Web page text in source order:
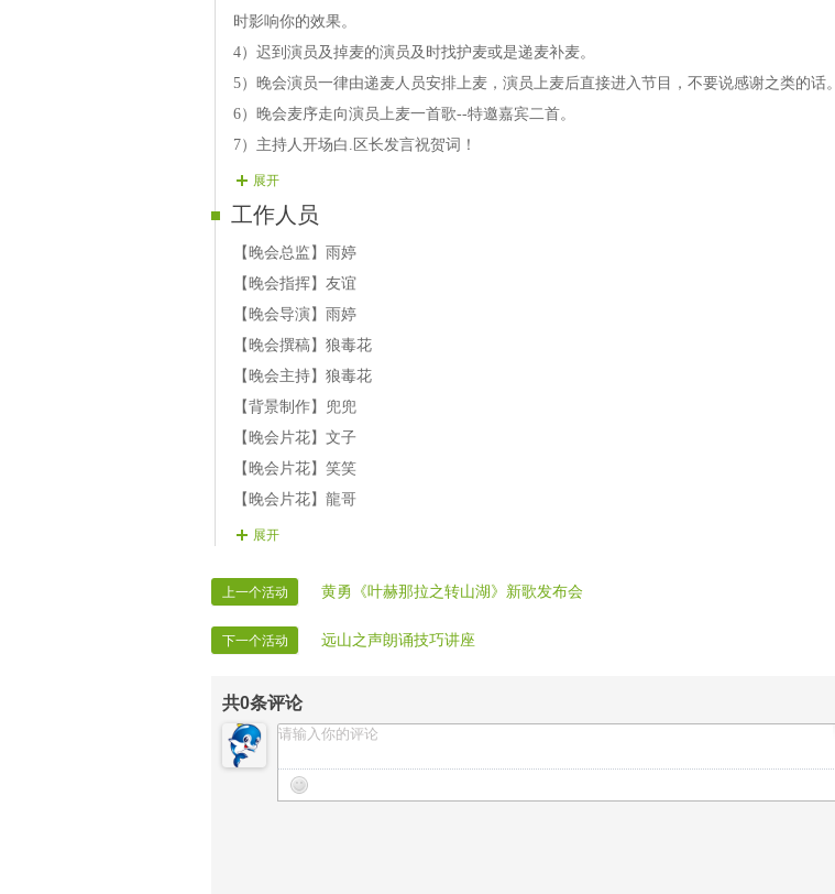
时影响你的效果。
4）迟到演员及掉麦的演员及时找护麦或是递麦补麦。
5）晚会演员一律由递麦人员安排上麦，演员上麦后直接进入节目，不要说感谢之类的话。
6）晚会麦序走向演员上麦一首歌--特邀嘉宾二首。
7）主持人开场白.区长发言祝贺词！
8）开场舞。
9）主持人晚会结束，主办方 领导答谢。
展开
工作人员
【晚会总监】雨婷
【晚会指挥】友谊
【晚会导演】雨婷
【晚会撰稿】狼毒花
【晚会主持】狼毒花
【背景制作】兜兜
【晚会片花】文子
【晚会片花】笑笑
【晚会片花】龍哥
【晚会片花】祥龙
展开
上一个活动 黄勇《叶赫那拉之转山湖》新歌发布会
下一个活动 远山之声朗诵技巧讲座
共0条评论